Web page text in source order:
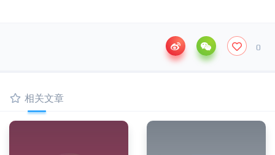
0
相关文章